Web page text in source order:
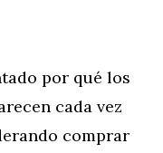
por qué los
cada vez
comprar